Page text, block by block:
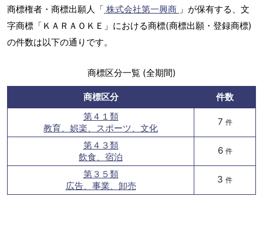
商標権者・商標出願人「 株式会社第一興商 」が保有する、文
字商標「ＫＡＲＡＯＫＥ」における商標(商標出願・登録商標)
の件数は以下の通りです。
商標区分一覧 (全期間)
商標区分
件数
第４１類
教育、娯楽、スポーツ、文化
7 件
第４３類
飲食、宿泊
6 件
第３５類
広告、事業、卸売
3 件